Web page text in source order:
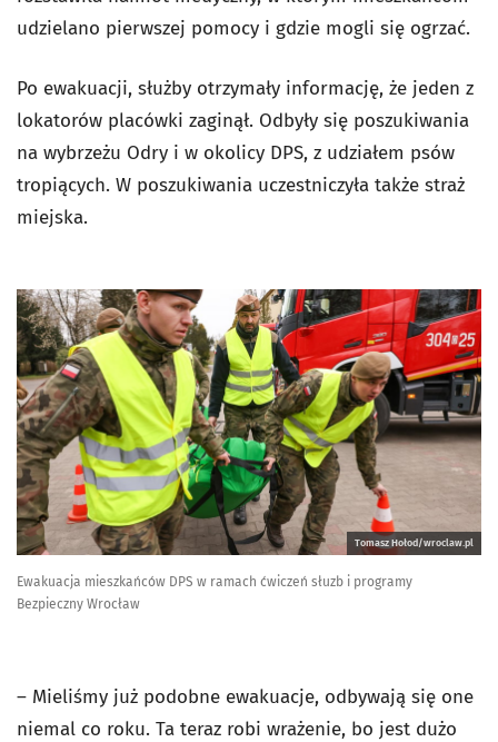
udzielano pierwszej pomocy i gdzie mogli się ogrzać.
Po ewakuacji, służby otrzymały informację, że jeden z
lokatorów placówki zaginął. Odbyły się poszukiwania
na wybrzeżu Odry i w okolicy DPS, z udziałem psów
tropiących. W poszukiwania uczestniczyła także straż
miejska.
Tomasz Hołod/wroclaw.pl
Ewakuacja mieszkańców DPS w ramach ćwiczeń słuzb i programy
Bezpieczny Wrocław
– Mieliśmy już podobne ewakuacje, odbywają się one
niemal co roku. Ta teraz robi wrażenie, bo jest dużo